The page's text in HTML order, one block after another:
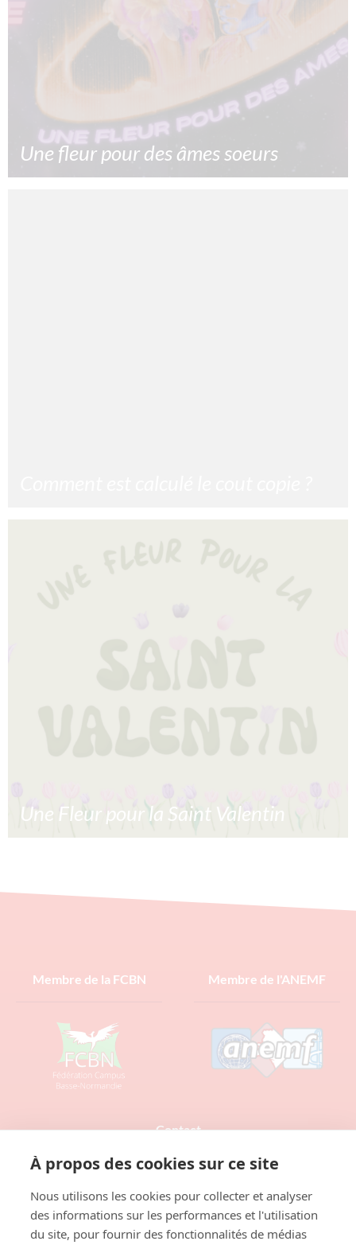
Une fleur pour des âmes soeurs
Comment est calculé le cout copie ? Le cout copie revêt
Une Fleur pour la Saint Valentin
février au 11 inclus. https://corpolyp.spepsc.org/fr/
Membre de la FCBN Membre de l'ANEMF
Contact
À propos des cookies sur ce site
Nous utilisons les cookies pour collecter et analyser
des informations sur les performances et l'utilisation
du site, pour fournir des fonctionnalités de médias